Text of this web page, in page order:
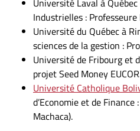
Université Laval à
Industrielles : Professeure
Université du Québec à
sciences de la gestion :
Université de Fribourg et
projet Seed Money
Université Catholique
d’Economie et de
Machaca).